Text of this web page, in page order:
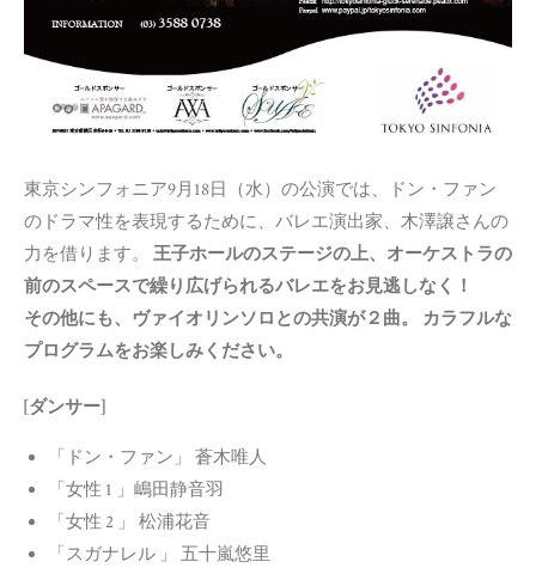
東京シンフォニア9月18日（水）の公演では、ドン・ファン
のドラマ性を表現するために、バレエ演出家、木澤譲さんの
力を借ります。 王子ホールのステージの上、オーケストラの
前のスペースで繰り広げられるバレエをお見逃しなく！
その他にも、ヴァイオリンソロとの共演が２曲。 カラフルな
プログラムをお楽しみください。
[ダンサー]
「ドン・ファン」 蒼木唯人
「女性 1 」嶋田静音羽
「女性 2 」 松浦花音
「スガナレル 」 五十嵐悠里